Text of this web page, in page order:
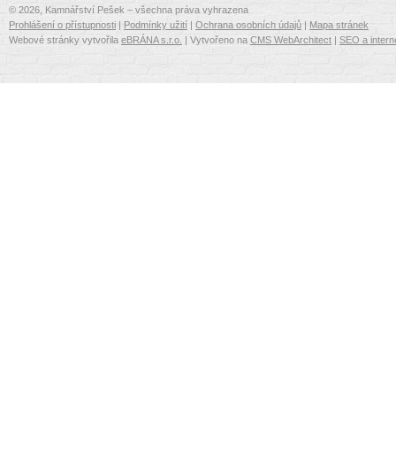
© 2026, Kamnářství Pešek – všechna práva vyhrazena
Prohlášení o přístupnosti
Podmínky užití Ochrana osobních údajů
Mapa stránek
Webové stránky vytvořila eBRÁNA s.r.o. | Vytvořeno na CMS WebArchitect SEO a